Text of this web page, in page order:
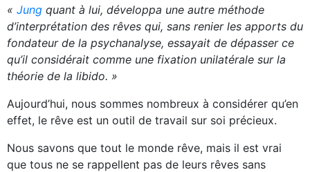
« Jung quant à lui, développa une autre méthode
d’interprétation des rêves qui, sans renier les apports du
fondateur de la psychanalyse, essayait de dépasser ce
qu’il considérait comme une fixation unilatérale sur la
théorie de la libido. »
Aujourd’hui, nous sommes nombreux à considérer qu’en
effet, le rêve est un outil de travail sur soi précieux.
Nous savons que tout le monde rêve, mais il est vrai
que tous ne se rappellent pas de leurs rêves sans